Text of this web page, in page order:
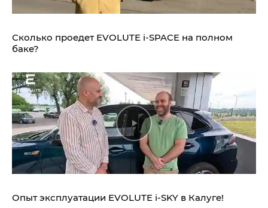
Сколько проедет EVOLUTE i‑SPACE на полном
баке?
Опыт эксплуатации EVOLUTE i‑SKY в Калуге!